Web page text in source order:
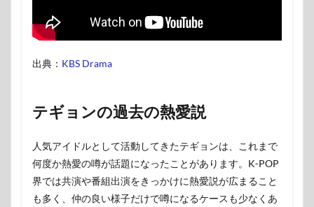
出典： KBS Drama
テギョンの過去の熱愛説
人気アイドルとして活動してきたテギョンは、これまで
何度か熱愛の噂が話題になったことがあります。K-POP
界では共演や番組出演をきっかけに熱愛説が広まること
も多く、仲の良い様子だけで噂になるケースも少なくあ